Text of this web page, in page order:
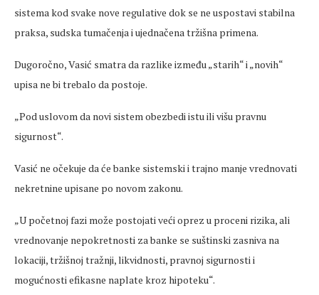
sistema kod svake nove regulative dok se ne uspostavi stabilna
praksa, sudska tumačenja i ujednačena tržišna primena.
Dugoročno, Vasić smatra da razlike između „starih“ i „novih“
upisa ne bi trebalo da postoje.
„Pod uslovom da novi sistem obezbedi istu ili višu pravnu
sigurnost“.
Vasić ne očekuje da će banke sistemski i trajno manje vrednovati
nekretnine upisane po novom zakonu.
„U početnoj fazi može postojati veći oprez u proceni rizika, ali
vrednovanje nepokretnosti za banke se suštinski zasniva na
lokaciji, tržišnoj tražnji, likvidnosti, pravnoj sigurnosti i
mogućnosti efikasne naplate kroz hipoteku“.